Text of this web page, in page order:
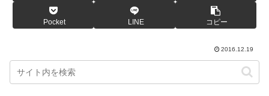
Pocket LINE コピー
2016.12.19